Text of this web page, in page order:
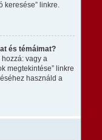
keresése” linkre.
és témáimat?
vagy a
megtekintése” linkre
használd a